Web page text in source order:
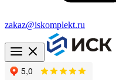
zakaz@iskomplekt.ru